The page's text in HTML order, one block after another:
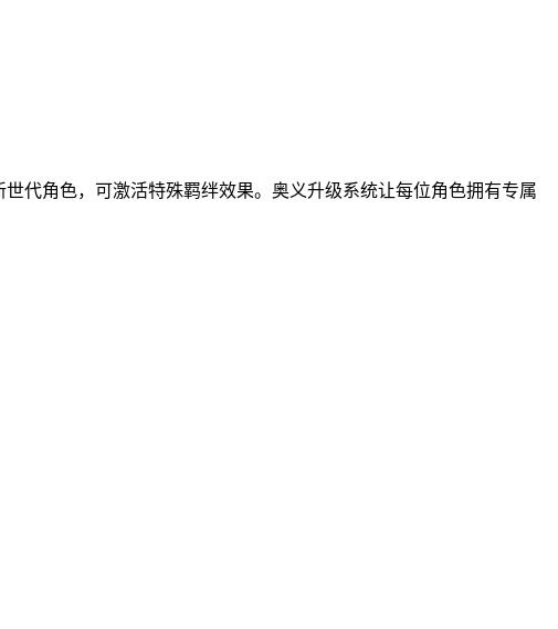
代角色，可激活特殊羁绊效果。奥义升级系统让每位角色拥有专属